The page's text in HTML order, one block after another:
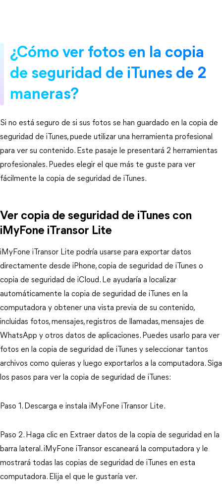
¿Cómo ver fotos en la copia
de seguridad de iTunes de 2
maneras?
Si no está seguro de si sus fotos se han guardado en la copia de
seguridad de iTunes, puede utilizar una herramienta profesional
para ver su contenido. Este pasaje le presentará 2 herramientas
profesionales. Puedes elegir el que más te guste para ver
fácilmente la copia de seguridad de iTunes.
Ver copia de seguridad de iTunes con
iMyFone iTransor Lite
iMyFone iTransor Lite podría usarse para exportar datos
directamente desde iPhone, copia de seguridad de iTunes o
copia de seguridad de iCloud. Le ayudaría a localizar
automáticamente la copia de seguridad de iTunes en la
computadora y obtener una vista previa de su contenido,
incluidas fotos, mensajes, registros de llamadas, mensajes de
WhatsApp y otros datos de aplicaciones. Puedes usarlo para ver
fotos en la copia de seguridad de iTunes y seleccionar tantos
archivos como quieras y luego exportarlos a la computadora. Siga
los pasos para ver la copia de seguridad de iTunes:
Paso 1. Descarga e instala iMyFone iTransor Lite.
Paso 2. Haga clic en Extraer datos de la copia de seguridad en la
barra lateral. iMyFone iTransor escaneará la computadora y le
mostrará todas las copias de seguridad de iTunes en esta
computadora. Elija el que le gustaría ver.